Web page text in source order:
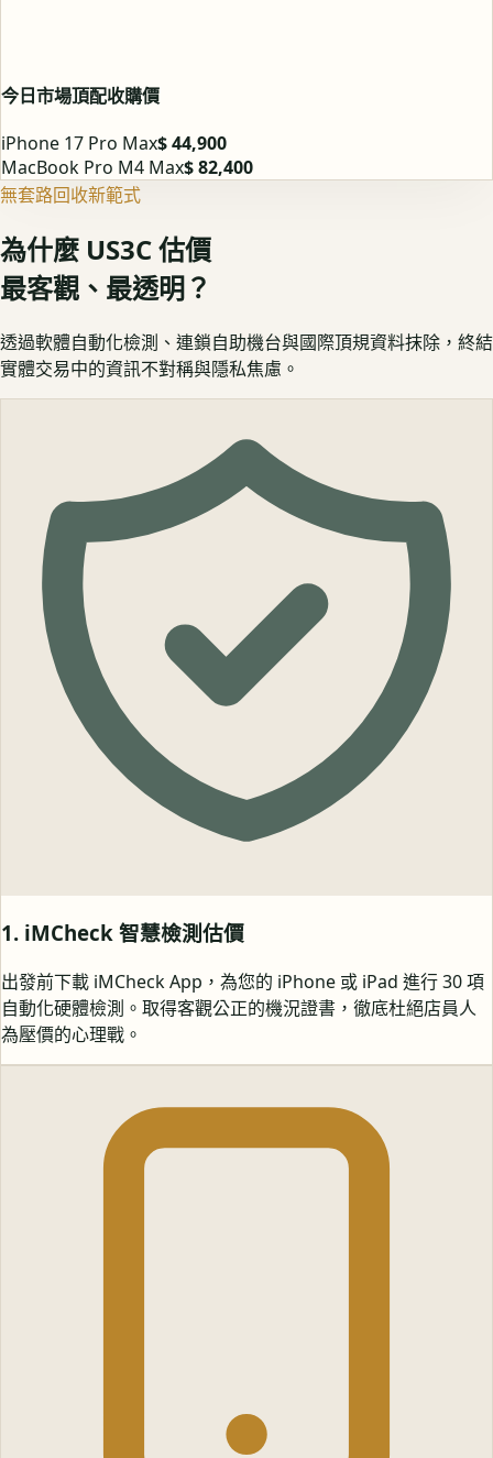
今日市場頂配收購價
iPhone 17 Pro Max$ 44,900
MacBook Pro M4 Max$ 82,400
無套路回收新範式
為什麼 US3C 估價
最客觀、最透明？
透過軟體自動化檢測、連鎖自助機台與國際頂規資料抹除，終結
實體交易中的資訊不對稱與隱私焦慮。
1. iMCheck 智慧檢測估價
出發前下載 iMCheck App，為您的 iPhone 或 iPad 進行 30 項
自動化硬體檢測。取得客觀公正的機況證書，徹底杜絕店員人
為壓價的心理戰。